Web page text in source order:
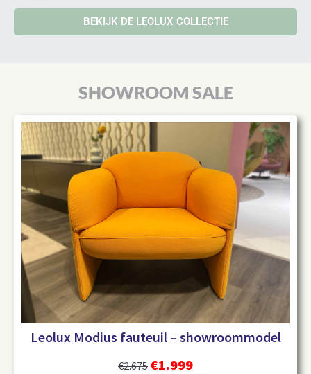
BEKIJK DE LEOLUX COLLECTIE
SHOWROOM SALE
Leolux Modius fauteuil – showroommodel
€2.675 €1.999